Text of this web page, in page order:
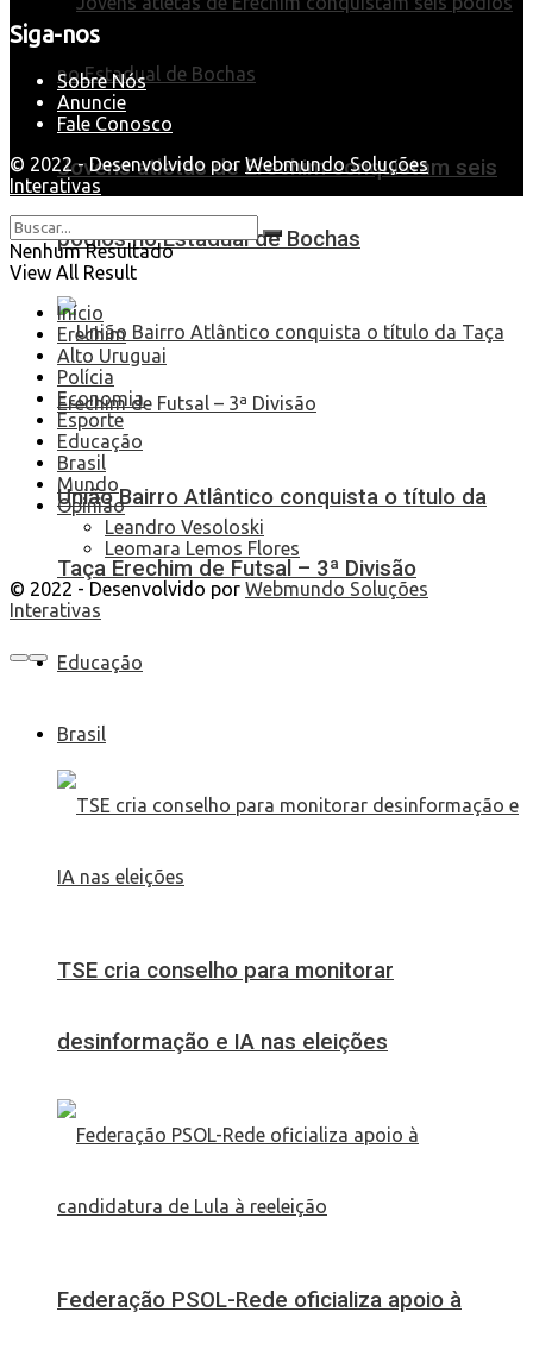
Jovens atletas de Erechim conquistam seis
pódios no Estadual de Bochas
União Bairro Atlântico conquista o título da
Taça Erechim de Futsal – 3ª Divisão
Educação
Brasil
TSE cria conselho para monitorar
desinformação e IA nas eleições
Federação PSOL-Rede oficializa apoio à
Siga-nos
Sobre Nós
Anuncie
Fale Conosco
© 2022 - Desenvolvido por Webmundo Soluções
Interativas
Nenhum Resultado
View All Result
Início
Erechim
Alto Uruguai
Polícia
Economia
Esporte
Educação
Brasil
Mundo
Opinião
Leandro Vesoloski
Leomara Lemos Flores
© 2022 - Desenvolvido por Webmundo Soluções
Interativas